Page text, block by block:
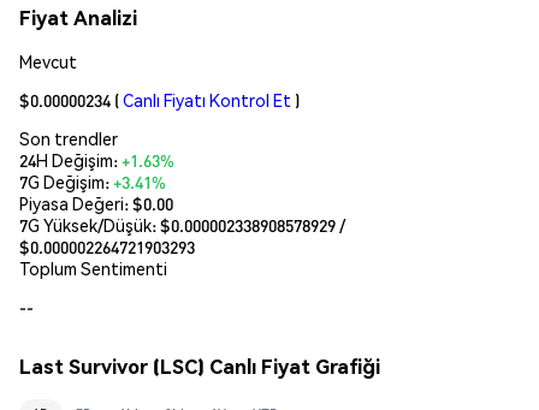
Fiyat Analizi
Mevcut
$0.00000234 (Canlı Fiyatı Kontrol Et )
Son trendler
24H Değişim:+1.63%
7G Değişim:+3.41%
Piyasa Değeri:$0.00
7G Yüksek/Düşük: $0.000002338908578929/
$0.000002264721903293
Toplum Sentimenti
--
Last Survivor (LSC) Canlı Fiyat Grafiği